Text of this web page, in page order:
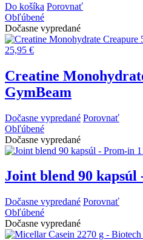
Do košíka Porovnať
Obľúbené
Dočasne vypredané
25,95 €
Creatine
GymBeam
Dočasne vypredané Porovnať
Obľúbené
Dočasne vypredané
Joint blend 90 kapsúl
Dočasne vypredané Porovnať
Obľúbené
Dočasne vypredané